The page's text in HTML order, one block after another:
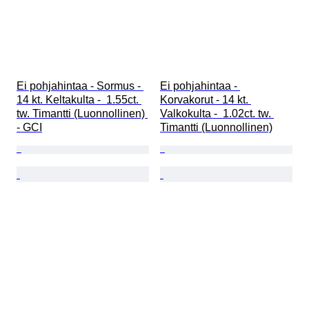
Ei pohjahintaa - Sormus -
14 kt. Keltakulta -  1.55ct.
tw. Timantti (Luonnollinen)
- GCI
Ei pohjahintaa -
Korvakorut - 14 kt.
Valkokulta -  1.02ct. tw.
Timantti (Luonnollinen)